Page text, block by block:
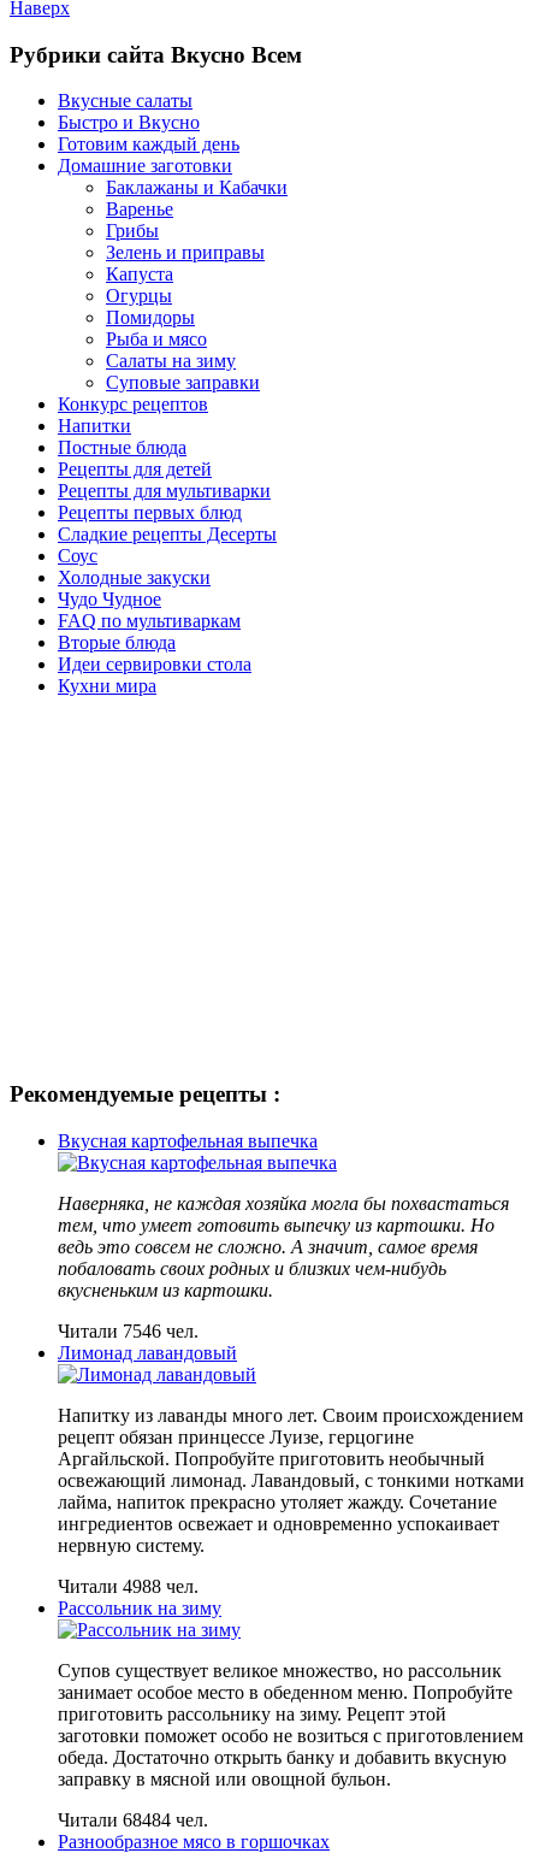
Наверх
Рубрики сайта Вкусно Всем
Вкусные салаты
Быстро и Вкусно
Готовим каждый день
Домашние заготовки
Баклажаны и Кабачки
Варенье
Грибы
Зелень и приправы
Капуста
Огурцы
Помидоры
Рыба и мясо
Салаты на зиму
Суповые заправки
Конкурс рецептов
Напитки
Постные блюда
Рецепты для детей
Рецепты для мультиварки
Рецепты первых блюд
Сладкие рецепты Десерты
Соус
Холодные закуски
Чудо Чудное
FAQ по мультиваркам
Вторые блюда
Идеи сервировки стола
Кухни мира
Рекомендуемые рецепты :
Вкусная картофельная выпечка
Наверняка, не каждая хозяйка могла бы похвастаться
тем, что умеет готовить выпечку из картошки. Но
ведь это совсем не сложно. А значит, самое время
побаловать своих родных и близких чем-нибудь
вкусненьким из картошки.
Читали 7546 чел.
Лимонад лавандовый
Напитку из лаванды много лет. Своим происхождением
рецепт обязан принцессе Луизе, герцогине
Аргайльской. Попробуйте приготовить необычный
освежающий лимонад. Лавандовый, с тонкими нотками
лайма, напиток прекрасно утоляет жажду. Сочетание
ингредиентов освежает и одновременно успокаивает
нервную систему.
Читали 4988 чел.
Рассольник на зиму
Супов существует великое множество, но рассольник
занимает особое место в обеденном меню. Попробуйте
приготовить рассольнику на зиму. Рецепт этой
заготовки поможет особо не возиться с приготовлением
обеда. Достаточно открыть банку и добавить вкусную
заправку в мясной или овощной бульон.
Читали 68484 чел.
Разнообразное мясо в горшочках